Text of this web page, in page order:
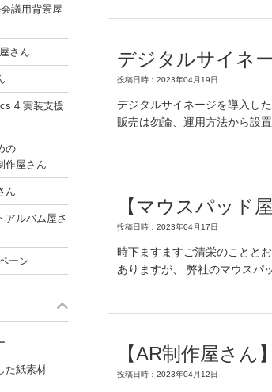
デジタルサイネ
投稿日時：2023年04月19日
デジタルサイネージを導入し
販売は勿論、運用方法から設
【マウスパッド
投稿日時：2023年04月17日
時下ますますご清栄のことと
ありますが、 弊社のマウスパ
【AR制作屋さ
投稿日時：2023年04月12日
議用背景屋
さん
4 実装支援
の
作屋さん
ん
アルバム屋さ
ーン
た紙素材